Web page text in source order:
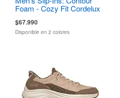
Foam - Cozy Fit Cordelux
$67.990
Disponible en 2 colores